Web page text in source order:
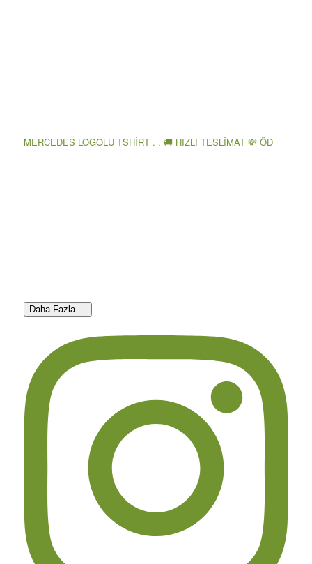
MERCEDES LOGOLU TSHİRT . . 🚚 HIZLI TESLİMAT 💸 ÖD
Daha Fazla ...